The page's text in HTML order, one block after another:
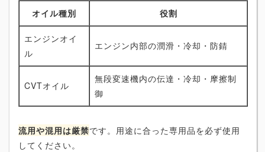
オイル種別 役割
エンジンオイ
ル
エンジン内部の潤滑・冷却・防錆
CVTオイル
無段変速機内の伝達・冷却・摩擦制
御
流用や混用は厳禁です。用途に合った専用品を必ず使用
してください。